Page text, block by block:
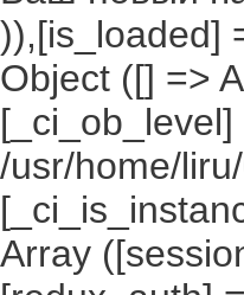
)),[is_loaded]
Object ([] =>
/usr/home/
Array